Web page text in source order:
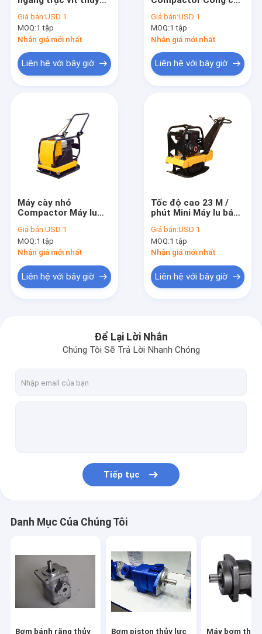
Liên hệ chúng tôi
Máy bơm thủy lực Rexroth
Bộ lái thủy lực
Van thủy lực định hướng
quay nhỏ trục lăn nhỏ
trống 1.0-1.3ton
Giá bán:USD 1
MOQ:1 tập
Nhận giá mới nhất
Liên hệ với bây giờ
Poclain Motor Sau
Sau 1,5ton
Giá bán:USD 1
MOQ:1 tập
Nhận giá mới nhất
Liên hệ với bây giờ
Máy cày nhỏ
Compactor Máy lu
đơn giản Mini Road
Roller Machine 1.0-
1.3ton
Giá bán:USD 1
MOQ:1 tập
Nhận giá mới nhất
Liên hệ với bây giờ
Tốc độ cao 23 M /
phút Mini Máy lu bánh
1300mm Động cơ
HONDA 1.5-1.8ton
Giá bán:USD 1
MOQ:1 tập
Nhận giá mới nhất
Liên hệ với bây giờ
Để Lại Lời Nhắn
Chúng Tôi Sẽ Trả Lời Nhanh Chóng
Tiếp tục
Danh Mục Của Chúng Tôi
Bơm bánh răng thủy Bơm piston thủy lực Máy bơm